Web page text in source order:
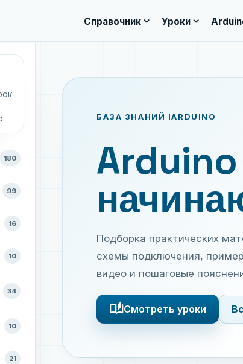
Справочникexpand_more Урокиexpand_more
180
99
16
10
34
10
21
БАЗА ЗНАНИЙ IARDUINO
Подборка практических
схемы подключения,
видео и пошаговые
auto_storiesСмотреть уроки